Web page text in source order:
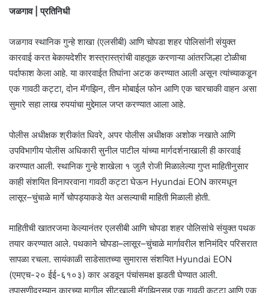
जळगाव | प्रतिनिधी
जळगाव स्थानिक गुन्हे शाखा (एलसीबी) आणि चोपडा शहर पोलिसांनी संयुक्त
कारवाई करत बेकायदेशीर शस्त्रास्त्रांची वाहतूक करणाऱ्या आंतरजिल्हा टोळीचा
पर्दाफाश केला आहे. या कारवाईत तिघांना अटक करण्यात आली असून त्यांच्याकडून
एक गावठी कट्टा, दोन मॅगझिन, तीन मोबाईल फोन आणि एक चारचाकी वाहन असा
सुमारे सहा लाख रुपयांचा मुद्देमाल जप्त करण्यात आला आहे.
पोलीस अधीक्षक श्रीकांत धिवरे, अपर पोलीस अधीक्षक अशोक नखाते आणि
उपविभागीय पोलीस अधिकारी सुनील पाटील यांच्या मार्गदर्शनाखाली ही कारवाई
करण्यात आली. स्थानिक गुन्हे शाखेला १ जुलै रोजी मिळालेल्या गुप्त माहितीनुसार
काही संशयित विनापरवाना गावठी कट्टा घेऊन Hyundai EON कारमधून
लासूर–चुंचाळे मार्गे चोपड्याकडे येत असल्याची माहिती मिळाली होती.
माहितीची खातरजमा केल्यानंतर एलसीबी आणि चोपडा शहर पोलिसांचे संयुक्त पथक
तयार करण्यात आले. पथकाने चोपडा–लासूर–चुंचाळे मार्गावरील शनिमंदिर परिसरात
सापळा रचला. सायंकाळी साडेसातच्या सुमारास संशयित Hyundai EON
(एमएच-२० ईई-६१०३) कार अडवून पंचांसमक्ष झडती घेण्यात आली.
तपासणीदरम्यान कारच्या मागील सीटखाली मॅगझिनसह एक गावठी कट्टा आणि एक